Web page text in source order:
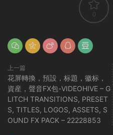
0
上一篇
花屏轉換，預設，标題，徽标，
資産，聲音FX包-VIDEOHIVE – G
LITCH TRANSITIONS, PRESET
S, TITLES, LOGOS, ASSETS, S
OUND FX PACK – 22228853